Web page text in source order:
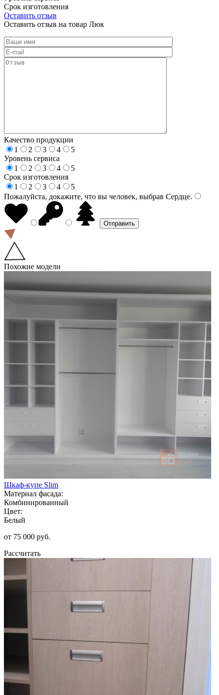
Срок изготовления
Оставить отзыв
Оставить отзыв на товар Люк
Качество продукции
1
2 3 4
5
Уровень сервиса
1
2 3 4
5
Срок изготовления
1
2 3 4
5
Пожалуйста, докажите, что вы человек, выбрав Сердце.
Похожие модели
Шкаф-купе Slim
Материал фасада:
Комбинированный
Цвет:
Белый
от 75 000 руб.
Рассчитать